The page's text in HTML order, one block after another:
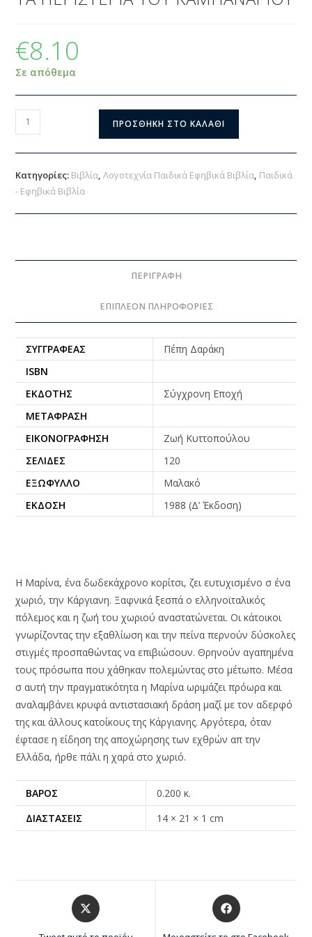
€8.10
Σε απόθεμα
ΠΡΟΣΘΉΚΗ ΣΤΟ ΚΑΛΆΘΙ
Κατηγορίες: Βιβλία,Λογοτεχνία Παιδικά Εφηβικά Βιβλία, Παιδικά
- Εφηβικά Βιβλία
ΠΕΡΙΓΡΑΦΉ
ΕΠΙΠΛΈΟΝ ΠΛΗΡΟΦΟΡΊΕΣ
ΣΥΓΓΡΑΦΈΑΣ
Πέπη Δαράκη
ISBN
ΕΚΔΌΤΗΣ
Σύγχρονη Εποχή
ΜΕΤΆΦΡΑΣΗ
ΕΙΚΟΝΟΓΡΆΦΗΣΗ
Ζωή Κυττοπούλου
ΣΕΛΊΔΕΣ
120
ΕΞΏΦΥΛΛΟ
Μαλακό
ΈΚΔΟΣΗ
1988 (Δ’ Έκδοση)
Η Μαρίνα, ένα δωδεκάχρονο κορίτσι, ζει ευτυχισμένο σ ένα
χωριό, την Κάργιανη. Ξαφνικά ξεσπά ο ελληνοϊταλικός
πόλεμος και η ζωή του χωριού αναστατώνεται. Οι κάτοικοι
γνωρίζοντας την εξαθλίωση και την πείνα περνούν δύσκολες
στιγμές προσπαθώντας να επιβιώσουν. Θρηνούν αγαπημένα
τους πρόσωπα που χάθηκαν πολεμώντας στο μέτωπο. Μέσα
σ αυτή την πραγματικότητα η Μαρίνα ωριμάζει πρόωρα και
αναλαμβάνει κρυφά αντιστασιακή δράση μαζί με τον αδερφό
της και άλλους κατοίκους της Κάργιανης. Αργότερα, όταν
έφτασε η είδηση της αποχώρησης των εχθρών απ την
Ελλάδα, ήρθε πάλι η χαρά στο χωριό.
ΒΆΡΟΣ
0.200 κ.
ΔΙΑΣΤΆΣΕΙΣ
14 × 21 × 1 cm